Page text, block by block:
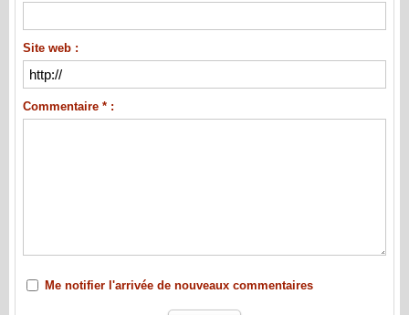
Site web :
Commentaire * :
Me notifier l'arrivée de nouveaux commentaires